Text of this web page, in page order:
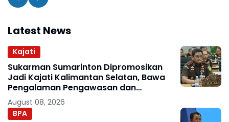
Latest News
Kajati
Sukarman Sumarinton Dipromosikan
Jadi Kajati Kalimantan Selatan, Bawa
Pengalaman Pengawasan dan
Kepemimpinan
August 08, 2026
BPA